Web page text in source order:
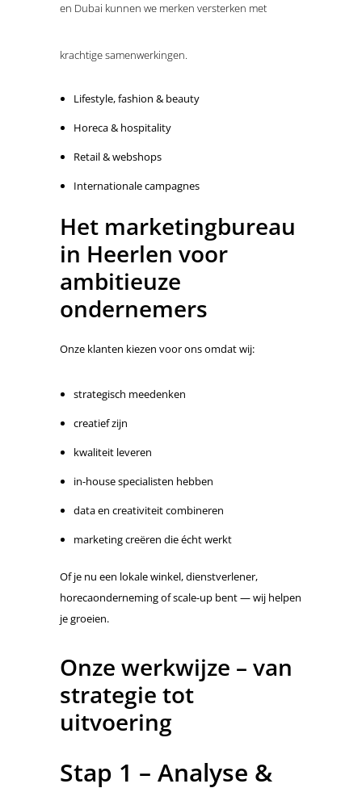
en Dubai kunnen we merken versterken met
krachtige samenwerkingen.
Lifestyle, fashion & beauty
Horeca & hospitality
Retail & webshops
Internationale campagnes
Het marketingbureau
in Heerlen voor
ambitieuze
ondernemers
Onze klanten kiezen voor ons omdat wij:
strategisch meedenken
creatief zijn
kwaliteit leveren
in-house specialisten hebben
data en creativiteit combineren
marketing creëren die écht werkt
Of je nu een lokale winkel, dienstverlener,
horecaonderneming of scale-up bent — wij helpen
je groeien.
Onze werkwijze – van
strategie tot
uitvoering
Stap 1 – Analyse &